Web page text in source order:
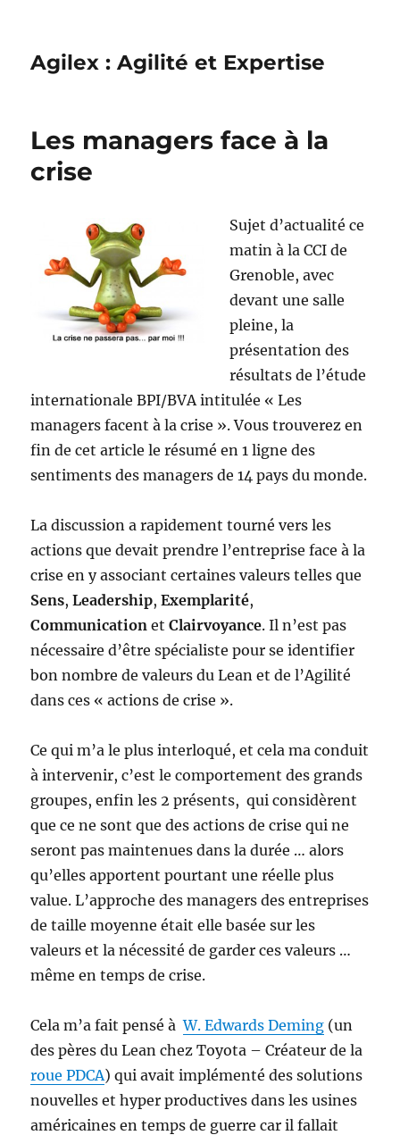
Agilex : Agilité et Expertise
Les managers face à la
crise
Sujet d’actualité ce
matin à la CCI de
Grenoble, avec
devant une salle
pleine, la
présentation des
résultats de l’étude
internationale BPI/BVA intitulée « Les
managers facent à la crise ». Vous trouverez en
fin de cet article le résumé en 1 ligne des
sentiments des managers de 14 pays du monde.
La discussion a rapidement tourné vers les
actions que devait prendre l’entreprise face à la
crise en y associant certaines valeurs telles que
Sens,Leadership,Exemplarité,
CommunicationetClairvoyance. Il n’est pas
nécessaire d’être spécialiste pour se identifier
bon nombre de valeurs du Lean et de l’Agilité
dans ces « actions de crise ».
Ce qui m’a le plus interloqué, et cela ma conduit
à intervenir, c’est le comportement des grands
groupes, enfin les 2 présents, qui considèrent
que ce ne sont que des actions de crise qui ne
seront pas maintenues dans la durée … alors
qu’elles apportent pourtant une réelle plus
value. L’approche des managers des entreprises
de taille moyenne était elle basée sur les
valeurs et la nécessité de garder ces valeurs …
même en temps de crise.
Cela m’a fait pensé àW. Edwards Deming (un
des pères du Lean chez Toyota – Créateur de la
roue PDCA) qui avait implémenté des solutions
nouvelles et hyper productives dans les usines
américaines en temps de guerre car il fallait